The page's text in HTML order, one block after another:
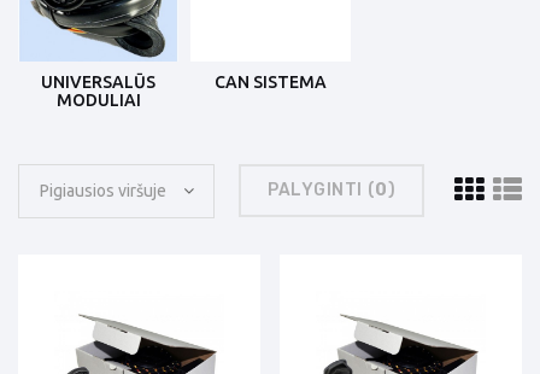
UNIVERSALŪS
MODULIAI
CAN SISTEMA
Pigiausios viršuje PALYGINTI (0)